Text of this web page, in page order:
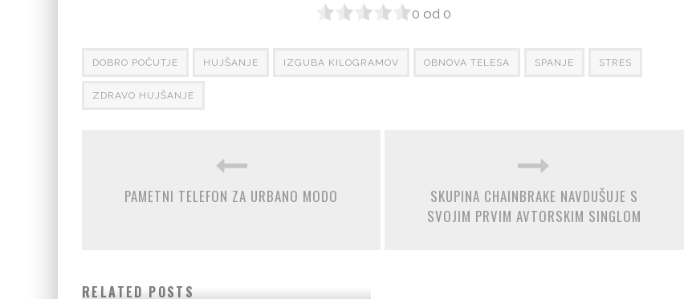
0 od 0
DOBRO POČUTJE HUJŠANJE IZGUBA KILOGRAMOV OBNOVA TELESA SPANJE STRES
ZDRAVO HUJŠANJE
PAMETNI TELEFON ZA URBANO MODO
SKUPINA CHAINBRAKE NAVDUŠUJE S
SVOJIM PRVIM AVTORSKIM SINGLOM
RELATED POSTS